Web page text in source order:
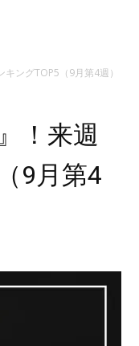
ングTOP5（9月第4週）
！来週
9月第4